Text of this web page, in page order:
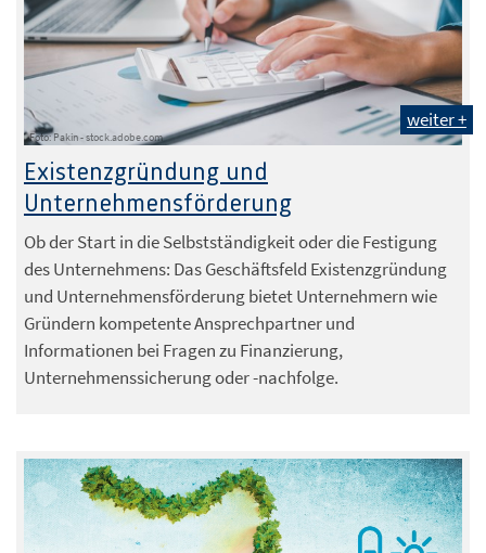
Foto: Pakin - stock.adobe.com
weiter +
Existenzgründung und
Unternehmensförderung
Ob der Start in die Selbstständigkeit oder die Festigung
des Unternehmens: Das Geschäftsfeld Existenzgründung
und Unternehmensförderung bietet Unternehmern wie
Gründern kompetente Ansprechpartner und
Informationen bei Fragen zu Finanzierung,
Unternehmenssicherung oder -nachfolge.